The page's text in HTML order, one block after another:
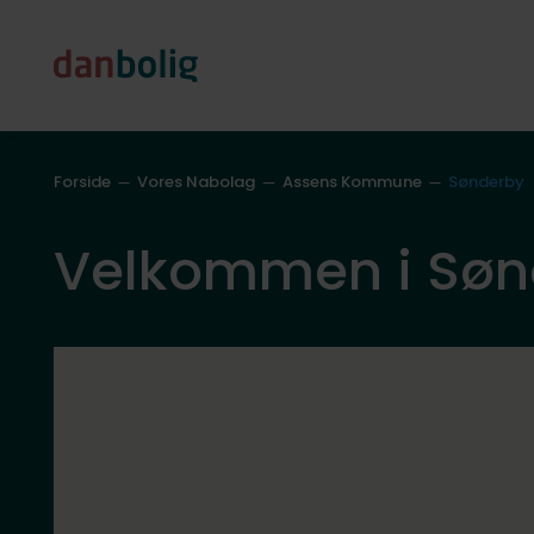
Forside Vores Nabolag Assens Kommune Sønderby
Velkommen i